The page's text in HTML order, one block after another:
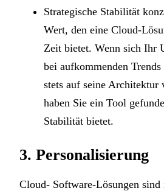
Strategische Stabilität
Wert, den eine Cloud-
Zeit bietet. Wenn sich Ihr
bei aufkommenden
stets auf seine Architektur
haben Sie ein Tool
Stabilität bietet.
3. Personalisierung
Cloud- Software-Lösungen